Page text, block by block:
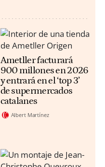
Ametller facturará
900 millones en 2026
y entrará en el ‘top 3’
de supermercados
catalanes
Albert Martínez